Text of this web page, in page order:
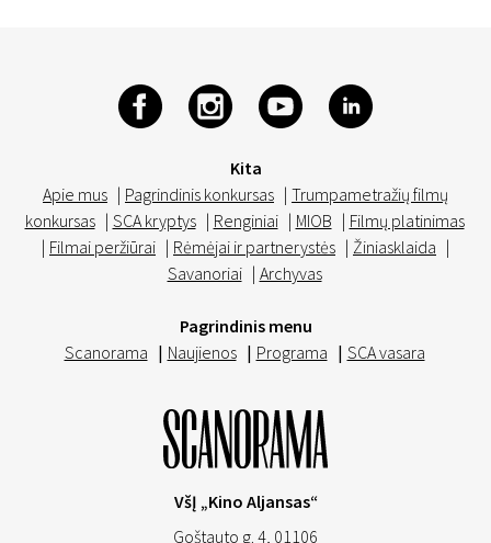
Kita
Apie mus | Pagrindinis konkursas | Trumpametražių filmų
konkursas | SCA kryptys | Renginiai | MIOB | Filmų platinimas
| Filmai peržiūrai | Rėmėjai ir partnerystės | Žiniasklaida |
Savanoriai | Archyvas
Pagrindinis menu
Scanorama | Naujienos | Programa | SCA vasara
VšĮ „Kino Aljansas“
Goštauto g. 4, 01106